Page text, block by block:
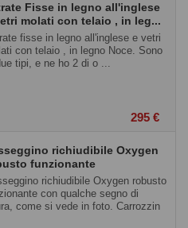
Fisse in legno all'inglese
molati con telaio , in leg...
fisse in legno all'inglese e vetri
con telaio , in legno Noce. Sono
tipi, e ne ho 2 di o ...
295 €
richiudibile Oxygen
funzionante
richiudibile Oxygen robusto
con qualche segno di
come si vede in foto. Carrozzin